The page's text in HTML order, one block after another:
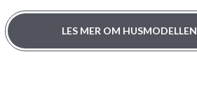
LES MER OM HUSMODELLEN